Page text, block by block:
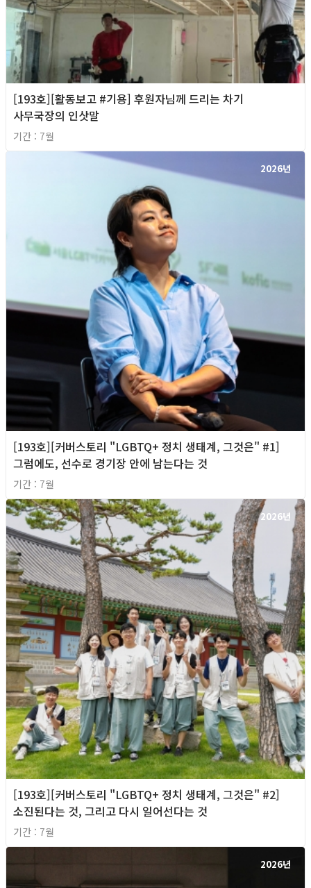
[193호][활동보고 #기용] 후원자님께 드리는 차기
사무국장의 인삿말
기간 : 7월
2026년
[193호][커버스토리 "LGBTQ+ 정치 생태계, 그것은" #1]
그럼에도, 선수로 경기장 안에 남는다는 것
기간 : 7월
2026년
[193호][커버스토리 "LGBTQ+ 정치 생태계, 그것은" #2]
소진된다는 것, 그리고 다시 일어선다는 것
기간 : 7월
2026년